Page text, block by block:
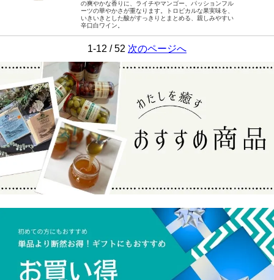
の爽やかな香りに、ライチやマンゴー、パッションフル
ーツの華やかさが重なります。トロピカルな果実味を、
いきいきとした酸がすっきりとまとめる、親しみやすい
辛口白ワイン。
1-12 / 52 次のページへ